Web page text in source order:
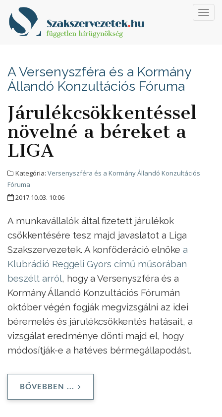
A Versenyszféra és a Kormány
Állandó Konzultációs Fóruma
Járulékcsökkentéssel
növelné a béreket a
LIGA
Kategória: Versenyszféra és a Kormány Állandó Konzultációs
Fóruma
2017.10.03. 10:06
A munkavállalók által fizetett járulékok
csökkentésére tesz majd javaslatot a Liga
Szakszervezetek. A konföderáció elnöke a
Klubrádió Reggeli Gyors című műsorában
beszélt arról, hogy a Versenyszféra és a
Kormány Állandó Konzultációs Fórumán
október végén fogják megvizsgálni az idei
béremelés és járulékcsökkentés hatásait, a
vizsgálat eredménye dönti majd el, hogy
módosítják-e a hatéves bérmegállapodást.
BŐVEBBEN ...